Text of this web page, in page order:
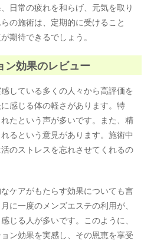
日常の疲れを和らげ、元気を取り
の施術は、定期的に受けること
期待できるでしょう。
ン効果のレビュー
している多くの人々から高評価を
感じる体の軽さがあります。特
たという声が多いです。また、精
るという意見があります。施術中
のストレスを忘れさせてくれるの
ケアがもたらす効果についても言
に一度のメンズエステの利用が、
じる人が多いです。このように、
ン効果を実感し、その恩恵を享受